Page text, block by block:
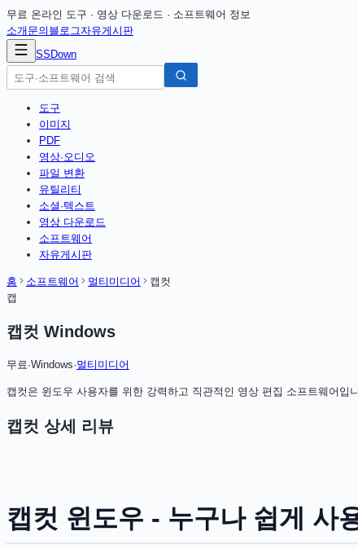
무료 온라인 도구 · 영상 다운로드 · 소프트웨어 정보
소개 문의 블로그자유게시판
SSDown
도구
이미지
PDF
영상·오디오
파일 변환
유틸리티
소셜·텍스트
영상 다운로드
소프트웨어
자유게시판
홈 소프트웨어 멀티미디어
캡컷
캡
캡컷 Windows
무료·Windows·멀티미디어
캡컷은 윈도우 사용자를 위한 강력하고 직관적인 영상 편집 소프트웨어
캡컷 상세 리뷰
캡컷 윈도우 - 누구나 쉽게 사